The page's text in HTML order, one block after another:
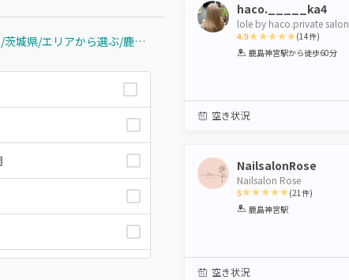
関東/茨城県/エリアから選ぶ/鹿嶋・水郷周辺
haco._____ka4
lole by haco.private salon
4.9
1 2 3 4 5
(14件)
鹿島神宮駅から徒歩60分
空き状況
NailsalonRose
Nailsalon Rose
5
1 2 3 4 5
(21 件)
鹿島神宮駅
空き状況